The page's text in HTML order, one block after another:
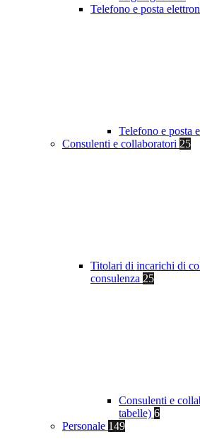
Telefono e posta
Telefono e posta
Consulenti e collaboratori 25
Titolari di incarichi di
consulenza 25
Consulenti e
tabelle) 6
Personale 149